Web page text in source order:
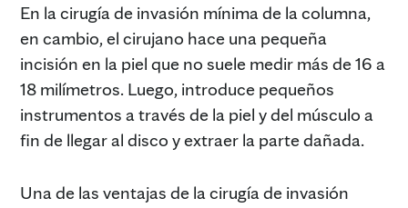
En la cirugía de invasión mínima de la columna,
en cambio, el cirujano hace una pequeña
incisión en la piel que no suele medir más de 16 a
18 milímetros. Luego, introduce pequeños
instrumentos a través de la piel y del músculo a
fin de llegar al disco y extraer la parte dañada.
Una de las ventajas de la cirugía de invasión